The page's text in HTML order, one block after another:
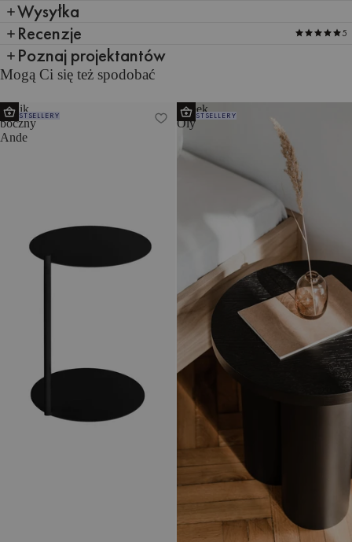
Wysyłka
Recenzje
5
Poznaj projektantów
Mogą Ci się też spodobać
Stolik
boczny
Ande
BESTSELLERY
Stołek
Oly
BESTSELLERY